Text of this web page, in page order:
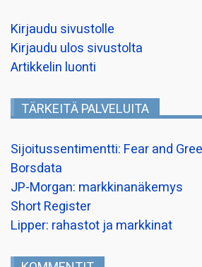
Kirjaudu sivustolle
Kirjaudu ulos sivustolta
Artikkelin luonti
TÄRKEITÄ PALVELUITA
Sijoitussentimentti: Fear and
Borsdata
JP-Morgan: markkinanäkemys
Short Register
Lipper: rahastot ja markkinat